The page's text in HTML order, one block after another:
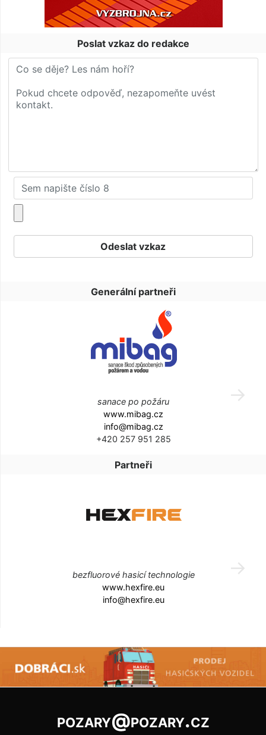
Poslat vzkaz do redakce
Generální partneři
sanace po požáru
www.mibag.cz
info@mibag.cz
+420 257 951 285
Partneři
bezfluorové hasicí technologie
www.hexfire.eu
info@hexfire.eu
pozary@pozary.cz